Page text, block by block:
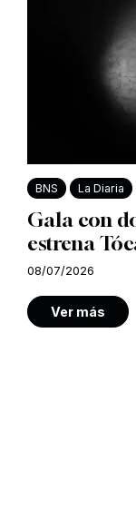
BNS La Diaria
Gala con
estrena
08/07/2026
Ver más